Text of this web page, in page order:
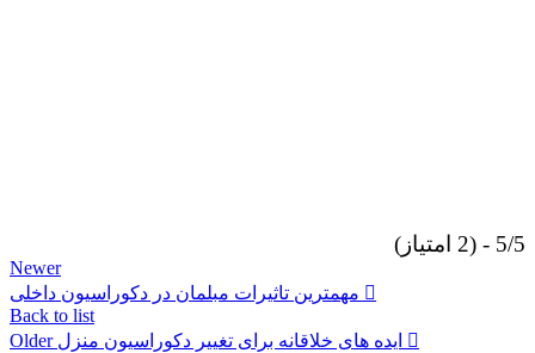
5/5 - (2 امتیاز)
Newer
مهمترین تاثیرات مبلمان در دکوراسیون داخلی
Back to list
Older ایده های خلاقانه برای تغییر دکوراسیون منزل